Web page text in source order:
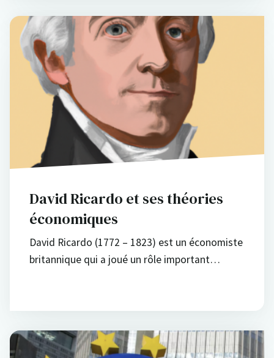
David Ricardo et ses théories
économiques
David Ricardo (1772 – 1823) est un économiste
britannique qui a joué un rôle important…